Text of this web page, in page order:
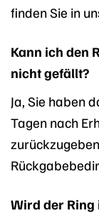
finden Sie in
Kann ich den
nicht gefällt?
Ja, Sie haben
Tagen nach
Wird der